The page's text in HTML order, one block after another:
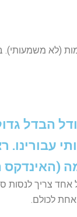
(לא
הבדל
עבורינו.
(האינדקס
צריך לנסות
לכולם.